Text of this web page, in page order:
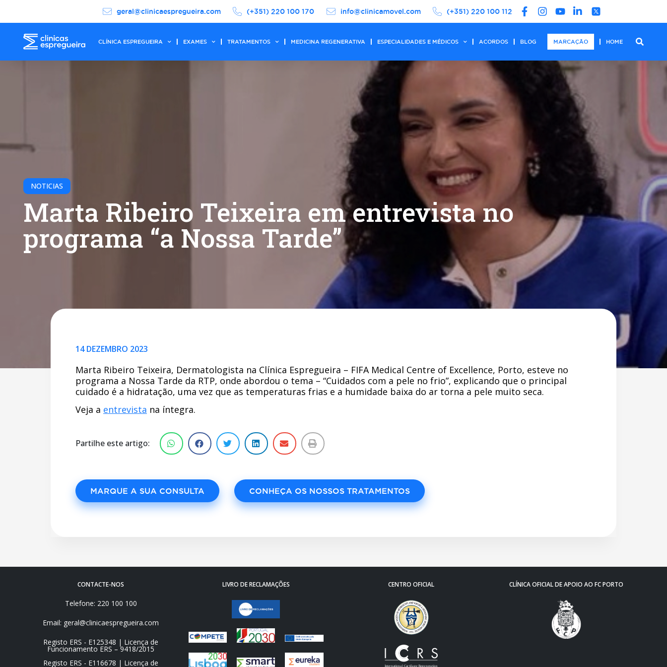
geral@clinicaespregueira.com (+351) 220 100 170 info@clinicamovel.com (+351) 220 100 112
CLÍNICA ESPREGUEIRA EXAMES TRATAMENTOS MEDICINA REGENERATIVA ESPECIALIDADES E MÉDICOS ACORDOS BLOG MARCAÇÃO HOME
NOTICIAS
Marta Ribeiro Teixeira em entrevista no
programa “a Nossa Tarde”
14 DEZEMBRO 2023
Marta Ribeiro Teixeira, Dermatologista na Clínica Espregueira – FIFA Medical Centre of Excellence, Porto, esteve no
programa a Nossa Tarde da RTP, onde abordou o tema – “Cuidados com a pele no frio”, explicando que o principal
cuidado é a hidratação, uma vez que as temperaturas frias e a humidade baixa do ar torna a pele muito seca.
Veja a entrevista na íntegra.
Partilhe este artigo:
MARQUE A SUA CONSULTA CONHEÇA OS NOSSOS TRATAMENTOS
CONTACTE-NOS
Telefone: 220 100 100
Email: geral@clinicaespregueira.com
Registo ERS - E125348 | Licença de
Funcionamento ERS – 9418/2015
Registo ERS - E116678 | Licença de
LIVRO DE RECLAMAÇÕES CENTRO OFICIAL CLÍNICA OFICIAL DE APOIO AO FC PORTO